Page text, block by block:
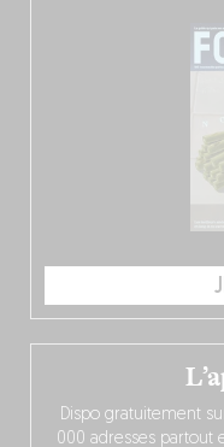
Dispo gratuitement
000 adresses partout